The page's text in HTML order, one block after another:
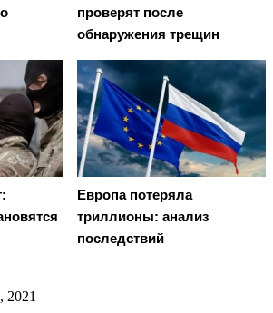
проверят после
обнаружения трещин
Европа потеряла
триллионы: анализ
последствий
2021